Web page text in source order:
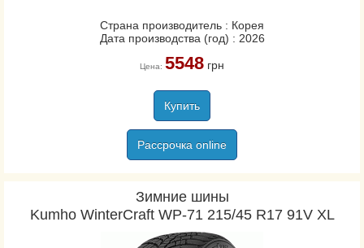
Страна производитель : Корея
Дата производства (год) : 2026
Цена: 5548грн
Купить
Рассрочка online
Зимние шины
Kumho WinterCraft WP-71 215/45 R17 91V XL